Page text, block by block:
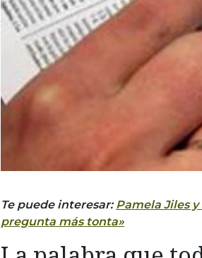
Te puede interesar: Pamela Jiles
pregunta más tonta»